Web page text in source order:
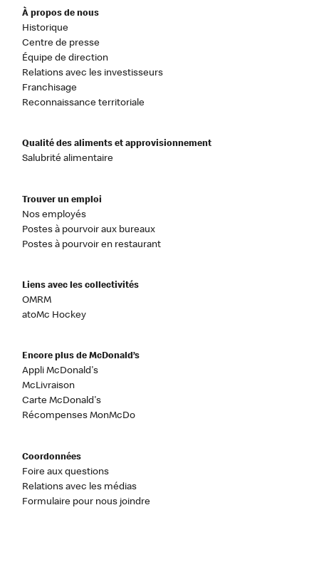
À propos de nous
Historique
Centre de presse
Équipe de direction
Relations avec les investisseurs
Franchisage
Reconnaissance territoriale
Qualité des aliments et approvisionnement
Salubrité alimentaire
Trouver un emploi
Nos employés
Postes à pourvoir aux bureaux
Postes à pourvoir en restaurant
Liens avec les collectivités
OMRM
atoMc Hockey
Encore plus de McDonald’s
Appli McDonald's
McLivraison
Carte McDonald's
Récompenses MonMcDo
Coordonnées
Foire aux questions
Relations avec les médias
Formulaire pour nous joindre